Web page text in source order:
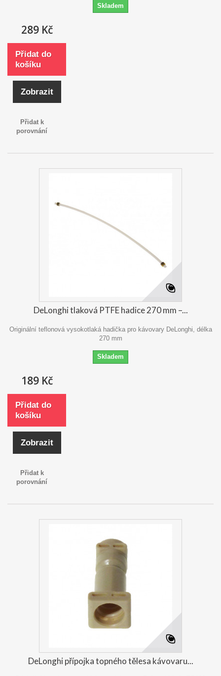
Skladem
289 Kč
Přidat do
košíku
Zobrazit
Přidat k
porovnání
DeLonghi tlaková PTFE hadice 270 mm –...
Originální teflonová vysokotlaká hadička pro kávovary DeLonghi, délka
270 mm
Skladem
189 Kč
Přidat do
košíku
Zobrazit
Přidat k
porovnání
DeLonghi přípojka topného tělesa kávovaru...